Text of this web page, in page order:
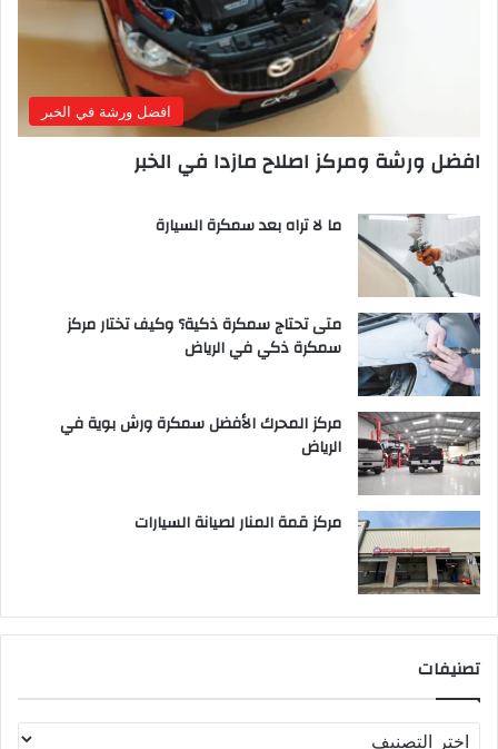
افضل ورشة في الخبر
افضل ورشة ومركز اصلاح مازدا في الخبر
ما لا تراه بعد سمكرة السيارة
متى تحتاج سمكرة ذكية؟ وكيف تختار مركز
سمكرة ذكي في الرياض
مركز المحرك الأفضل سمكرة ورش بوية في
الرياض
مركز قمة المنار لصيانة السيارات
تصنيفات